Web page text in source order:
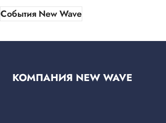
События New Wave
КОМПАНИЯ NEW WAVE